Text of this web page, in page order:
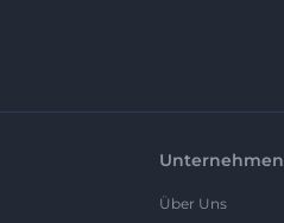
Unternehmen
Über Uns